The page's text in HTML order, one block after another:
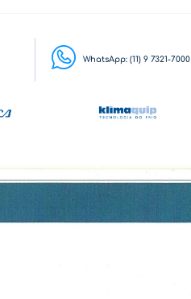
WhatsApp: (11) 9 7321-7000